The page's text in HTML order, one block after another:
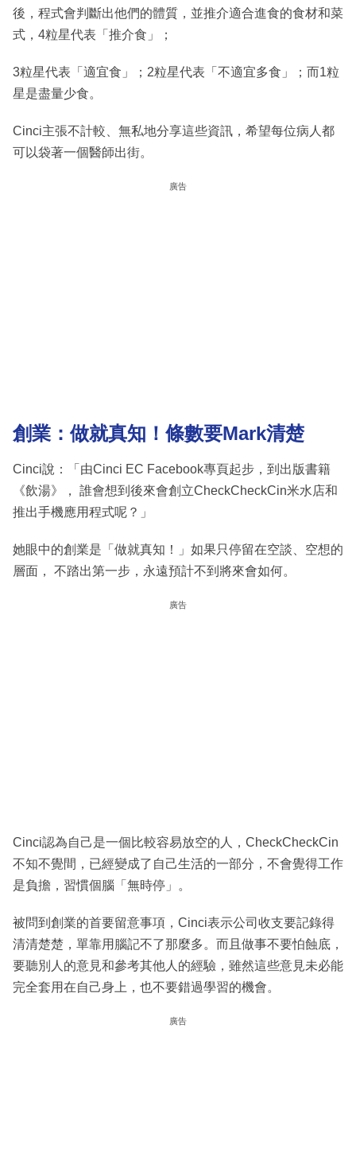
後，程式會判斷出他們的體質，並推介適合進食的食材和菜
式，4粒星代表「推介食」；
3粒星代表「適宜食」；2粒星代表「不適宜多食」；而1粒
星是盡量少食。
Cinci主張不計較、無私地分享這些資訊，希望每位病人都
可以袋著一個醫師出街。
廣告
創業：做就真知！條數要Mark清楚
Cinci說：「由Cinci EC Facebook專頁起步，到出版書籍
《飲湯》， 誰會想到後來會創立CheckCheckCin米水店和
推出手機應用程式呢？」
她眼中的創業是「做就真知！」如果只停留在空談、空想的
層面， 不踏出第一步，永遠預計不到將來會如何。
廣告
Cinci認為自己是一個比較容易放空的人，CheckCheckCin
不知不覺間，已經變成了自己生活的一部分，不會覺得工作
是負擔，習慣個腦「無時停」。
被問到創業的首要留意事項，Cinci表示公司收支要記錄得
清清楚楚，單靠用腦記不了那麼多。而且做事不要怕蝕底，
要聽別人的意見和參考其他人的經驗，雖然這些意見未必能
完全套用在自己身上，也不要錯過學習的機會。
廣告